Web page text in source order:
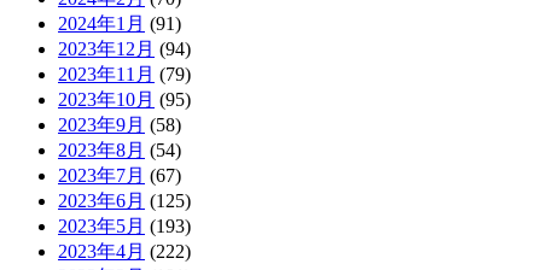
2024年1月 (91)
2023年12月 (94)
2023年11月 (79)
2023年10月 (95)
2023年9月 (58)
2023年8月 (54)
2023年7月 (67)
2023年6月 (125)
2023年5月 (193)
2023年4月 (222)